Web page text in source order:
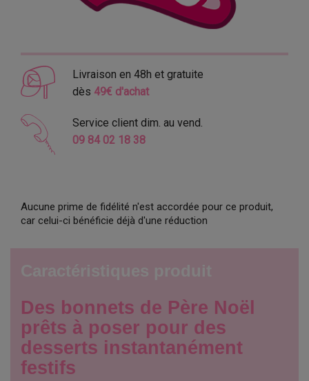
Livraison en 48h et gratuite
dès 49€ d'achat
Service client dim. au vend.
09 84 02 18 38
Aucune prime de fidélité n'est accordée pour ce produit,
car celui-ci bénéficie déjà d'une réduction
Des bonnets de Père Noël
prêts à poser pour des
desserts instantanément
festifs